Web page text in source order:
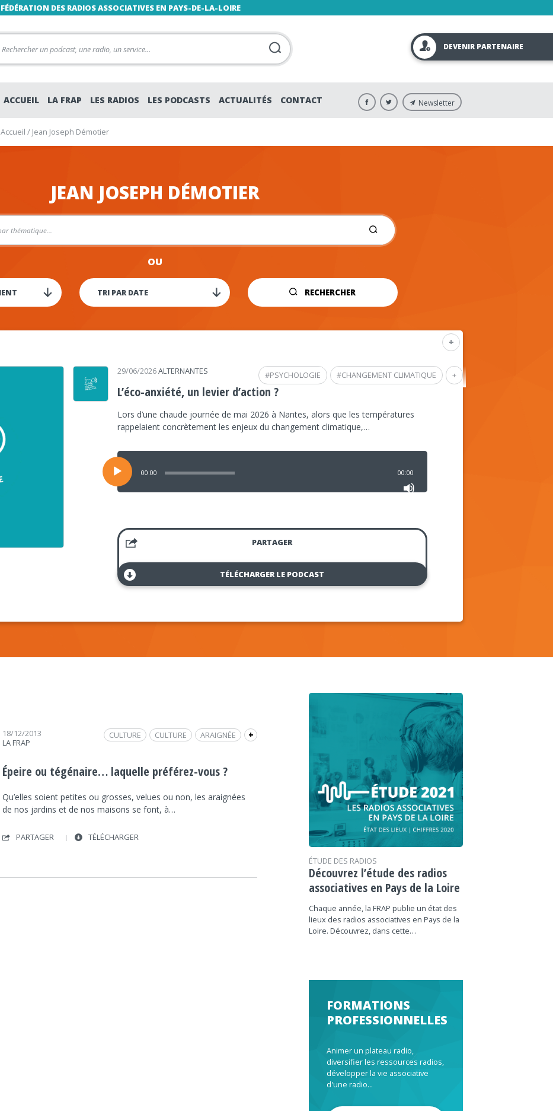
FÉDÉRATION DES RADIOS ASSOCIATIVES EN PAYS-DE-LA-LOIRE
DEVENIR PARTENAIRE
ACCUEIL LA FRAP LES RADIOS LES PODCASTS ACTUALITÉS CONTACT Newsletter
Accueil / Jean Joseph Démotier
JEAN JOSEPH DÉMOTIER
OU
RECHERCHER
+
+
#CHANGEMENT CLIMATIQUE
#PSYCHOLOGIE
29/06/2026ALTERNANTES
L’éco-anxiété, un levier d’action ?
Lors d’une chaude journée de mai 2026 à Nantes, alors que les températures
rappelaient concrètement les enjeux du changement climatique,…
Lecteur
audio
00:00 00:00
PARTAGER
TÉLÉCHARGER LE PODCAST
18/12/2013
LA FRAP
+
ARAIGNÉE
CULTURE
CULTURE
FRAP INFO
INTERVIEW
SOCIÉTÉ
SOCIÉTÉ
TÉGÉNAIRE
Épeire ou tégénaire… laquelle préférez-vous ?
Qu’elles soient petites ou grosses, velues ou non, les araignées
de nos jardins et de nos maisons se font, à…
PARTAGER TÉLÉCHARGER
ÉTUDE DES RADIOS
Découvrez l’étude des radios
associatives en Pays de la Loire
Chaque année, la FRAP publie un état des
lieux des radios associatives en Pays de la
Loire. Découvrez, dans cette…
FORMATIONS
PROFESSIONNELLES
Animer un plateau radio,
diversifier les ressources radios,
développer la vie associative
d'une radio...